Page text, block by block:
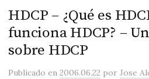
HDCP – ¿Qué es
funciona HDCP? –
sobre HDCP
Publicadoen2006.06.22 porJose